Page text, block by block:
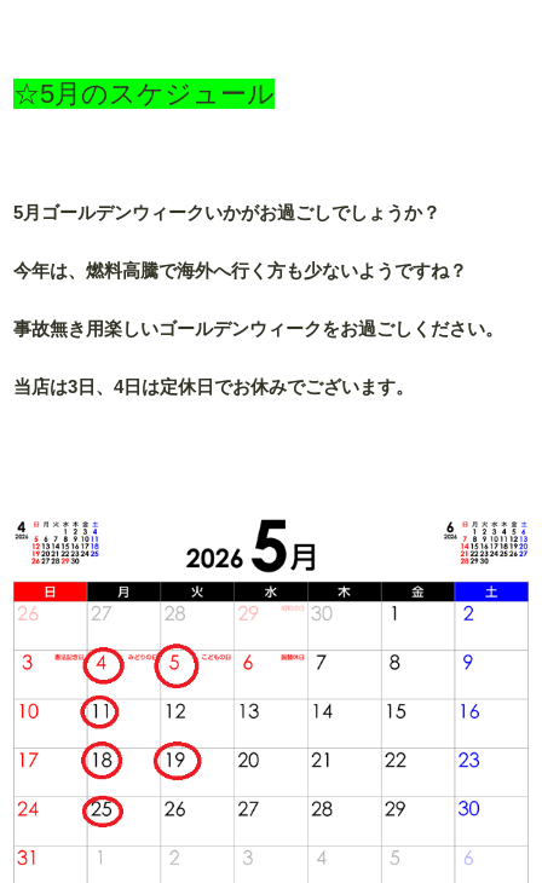
☆5月のスケジュール
5月ゴールデンウィークいかがお過ごしでしょうか？
今年は、燃料高騰で海外へ行く方も少ないようですね？
事故無き用楽しいゴールデンウィークをお過ごしください。
当店は3日、4日は定休日でお休みでございます。